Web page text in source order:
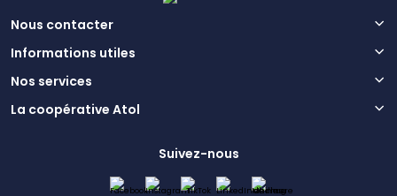
Nous contacter
Informations utiles
Nos services
La coopérative Atol
Suivez-nous